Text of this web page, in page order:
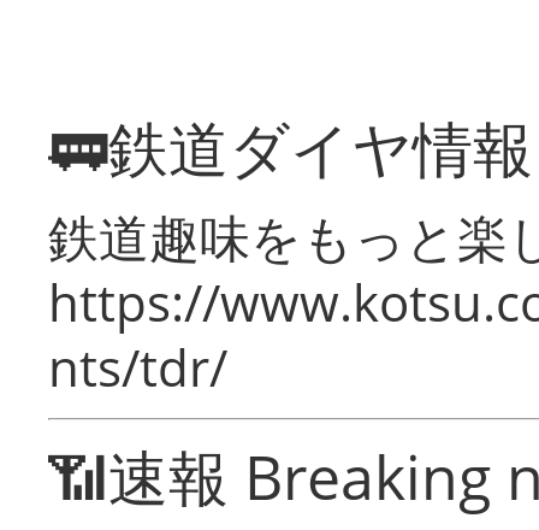
🚃鉄道ダイヤ情
鉄道趣味をもっと楽
https://
nts/tdr/
📶速報 Breaking